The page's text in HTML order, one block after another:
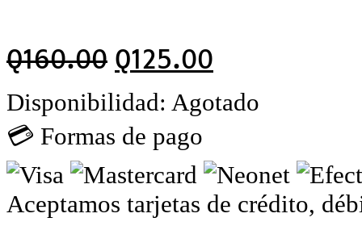
Q160.00 Q125.00
Disponibilidad: Agotado
💳 Formas de pago
Aceptamos tarjetas de crédito,